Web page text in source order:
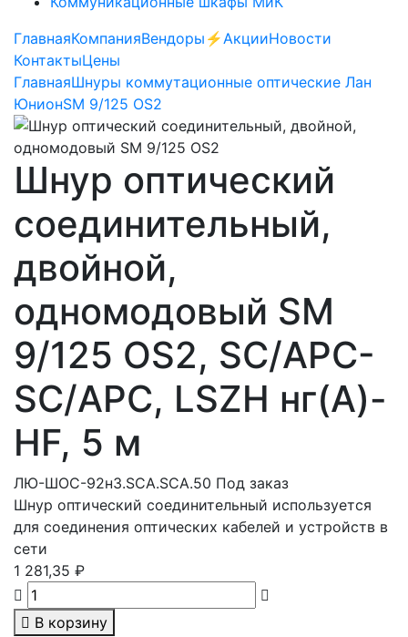
ГлавнаяКомпанияВендоры ⚡️АкцииНовости
КонтактыЦены
ГлавнаяШнуры коммутационные оптические Лан
ЮнионSM 9/125 OS2
Шнур оптический
соединительный,
двойной,
одномодовый SM
9/125 OS2, SC/APC-
SC/APC, LSZH нг(A)-
HF, 5 м
ЛЮ-ШОС-92н3.SCA.SCA.50 Под заказ
Шнур оптический соединительный используется
для соединения оптических кабелей и устройств в
сети
1 281,35 ₽
В корзину